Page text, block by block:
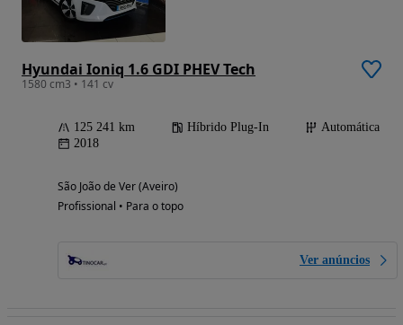
Hyundai Ioniq 1.6 GDI PHEV Tech
1580 cm3 • 141 cv
125 241 km Híbrido Plug-In
Automática
2018
São João de Ver (Aveiro)
Profissional • Para o topo
Ver anúncios